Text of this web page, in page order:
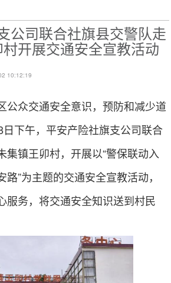
公司联合社旗县交警队走
开展交通安全宣教活动
10:12:19
公众交通安全意识，预防和减少道
下午，平安产险社旗支公司联合
集镇王卯村，开展以“警保联动入
”为主题的交通安全宣教活动，
服务，将交通安全知识送到村民